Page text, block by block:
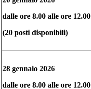
dalle ore 8.00 alle ore 12.00
(20 posti disponibili)
28 gennaio 2026
dalle ore 8.00 alle ore 12.00